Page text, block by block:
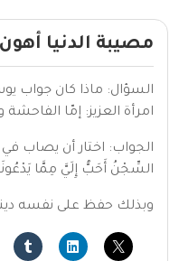
مصيبة الدنيا
السؤال: ماذا كان جواب
امرأة العزيز: إمّا
الجواب: اختار أن يصاب
السِّجْنُ أَحَبُّ إِلَيَّ مِمَّا
وبذلك حفظ على نفسه